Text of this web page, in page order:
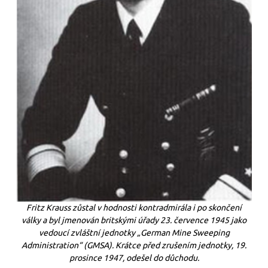
Fritz Krauss zůstal v hodnosti kontradmirála i po skončení
války a byl jmenován britskými úřady 23. července 1945 jako
vedoucí zvláštní jednotky „German Mine Sweeping
Administration“ (GMSA). Krátce před zrušením jednotky, 19.
prosince 1947, odešel do důchodu.